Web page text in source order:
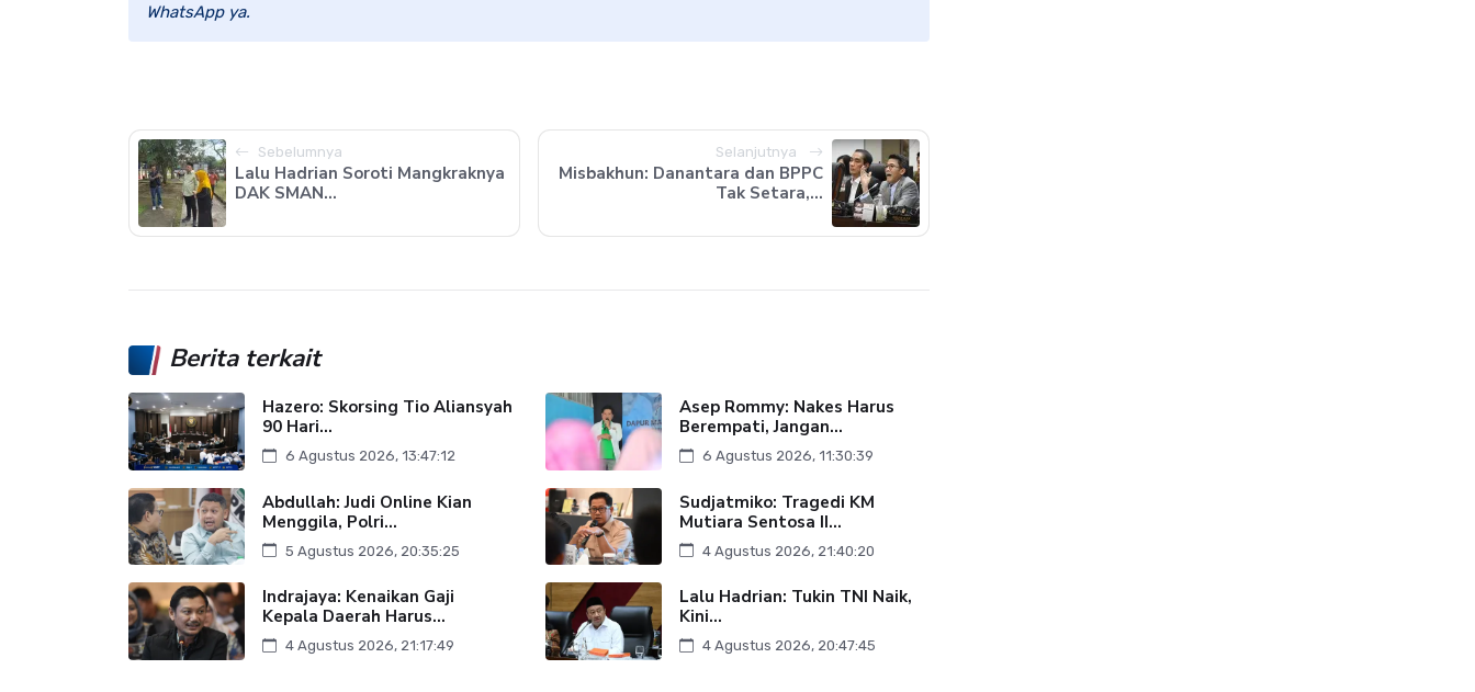
WhatsApp ya.
Sebelumnya
Lalu Hadrian Soroti Mangkraknya
DAK SMAN...
Selanjutnya
Misbakhun: Danantara dan BPPC
Tak Setara,...
Berita terkait
Hazero: Skorsing Tio Aliansyah
90 Hari...
6 Agustus 2026, 13:47:12
Asep Rommy: Nakes Harus
Berempati, Jangan...
6 Agustus 2026, 11:30:39
Abdullah: Judi Online Kian
Menggila, Polri...
5 Agustus 2026, 20:35:25
Sudjatmiko: Tragedi KM
Mutiara Sentosa II...
4 Agustus 2026, 21:40:20
Indrajaya: Kenaikan Gaji
Kepala Daerah Harus...
4 Agustus 2026, 21:17:49
Lalu Hadrian: Tukin TNI Naik,
Kini...
4 Agustus 2026, 20:47:45